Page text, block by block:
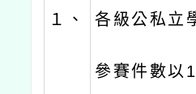
１、 各級公私立
參賽件數以